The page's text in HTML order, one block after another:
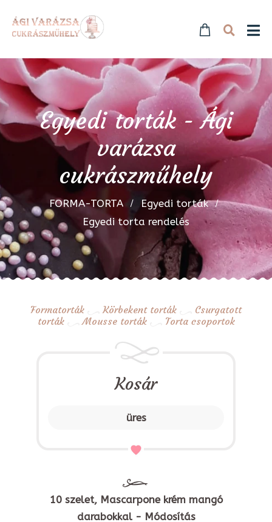
Egyedi torták - Ági
varázsa
cukrászműhely
FORMA-TORTA
Egyedi torták
Egyedi torta rendelés
Formatorták Körbekent torták
Csurgatott
torták
Mousse torták Torta csoportok
Kosár
üres
10 szelet, Mascarpone krém mangó
darabokkal - Módosítás